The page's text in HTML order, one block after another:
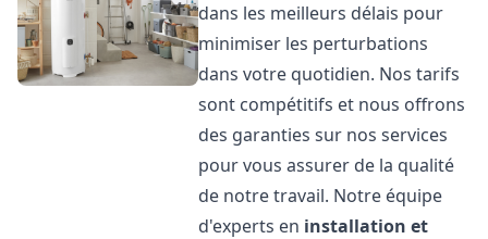
dans les meilleurs délais pour
minimiser les perturbations
dans votre quotidien. Nos tarifs
sont compétitifs et nous offrons
des garanties sur nos services
pour vous assurer de la qualité
de notre travail. Notre équipe
d'experts en installation et